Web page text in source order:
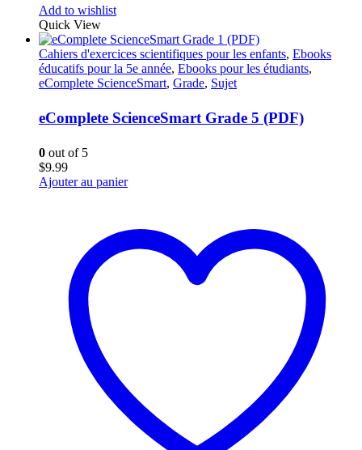
Add to wishlist
Quick View
Cahiers d'exercices scientifiques pour les enfants, Ebooks
éducatifs pour la 5e année, Ebooks pour les étudiants,
eComplete ScienceSmart, Grade, Sujet
eComplete ScienceSmart Grade 5 (PDF)
0 out of 5
$9.99
Ajouter au panier